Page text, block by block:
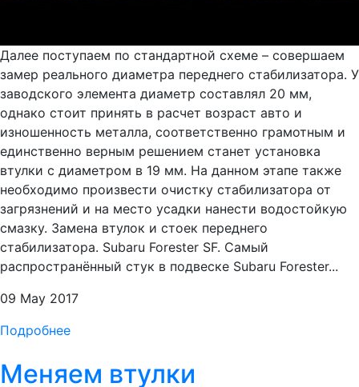
Далее поступаем по стандартной схеме – совершаем
замер реального диаметра переднего стабилизатора. У
заводского элемента диаметр составлял 20 мм,
однако стоит принять в расчет возраст авто и
изношенность металла, соответственно грамотным и
единственно верным решением станет установка
втулки с диаметром в 19 мм. На данном этапе также
необходимо произвести очистку стабилизатора от
загрязнений и на место усадки нанести водостойкую
смазку. Замена втулок и стоек переднего
стабилизатора. Subaru Forester SF. Самый
распространённый стук в подвеске Subaru Forester...
09 May 2017
Подробнее
Меняем втулки